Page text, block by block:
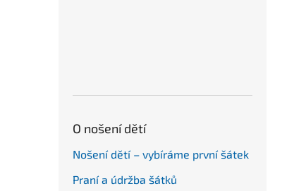
O nošení dětí
Nošení dětí – vybíráme první šátek
Praní a údržba šátků